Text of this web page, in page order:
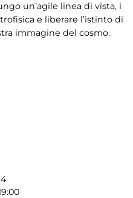
un’agile linea di vista, i
e liberare l’istinto di
immagine del cosmo.